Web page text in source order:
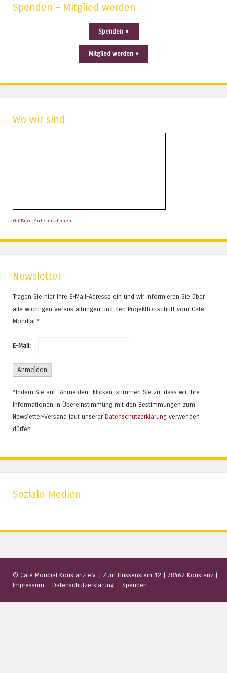
Spenden – Mitglied werden
Spenden »
Mitglied werden »
Wo wir sind
Größere Karte anschauen
Newsletter
Tragen Sie hier Ihre E-Mail-Adresse ein und wir informieren Sie über
alle wichtigen Veranstaltungen und den Projektfortschritt vom Café
Mondial.*
E-Mail:
*Indem Sie auf "Anmelden" klicken, stimmen Sie zu, dass wir Ihre
Informationen in Übereinstimmung mit den Bestimmungen zum
Newsletter-Versand laut unserer Datenschutzerklärung verwenden
dürfen.
Soziale Medien
© Café Mondial Konstanz e.V. | Zum Hussenstein 12 | 78462 Konstanz |
Impressum
Datenschutzerklärung Spenden